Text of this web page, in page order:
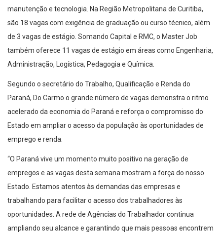
manutenção e tecnologia. Na Região Metropolitana de Curitiba,
são 18 vagas com exigência de graduação ou curso técnico, além
de 3 vagas de estágio. Somando Capital e RMC, o Master Job
também oferece 11 vagas de estágio em áreas como Engenharia,
Administração, Logística, Pedagogia e Química.
Segundo o secretário do Trabalho, Qualificação e Renda do
Paraná, Do Carmo o grande número de vagas demonstra o ritmo
acelerado da economia do Paraná e reforça o compromisso do
Estado em ampliar o acesso da população às oportunidades de
emprego e renda.
“O Paraná vive um momento muito positivo na geração de
empregos e as vagas desta semana mostram a força do nosso
Estado. Estamos atentos às demandas das empresas e
trabalhando para facilitar o acesso dos trabalhadores às
oportunidades. A rede de Agências do Trabalhador continua
ampliando seu alcance e garantindo que mais pessoas encontrem